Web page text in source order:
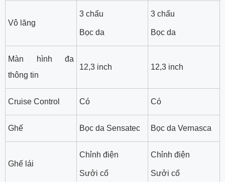
Vô lăng
3 chấu
Bọc da
3 chấu
Bọc da
Màn hình đa
thông tin
12,3 inch 12,3 inch
Cruise Control Có Có
Ghế Bọc da Sensatec Bọc da Vernasca
Ghế lái
Chỉnh điện
Sưởi cổ
Chỉnh điện
Sưởi cổ